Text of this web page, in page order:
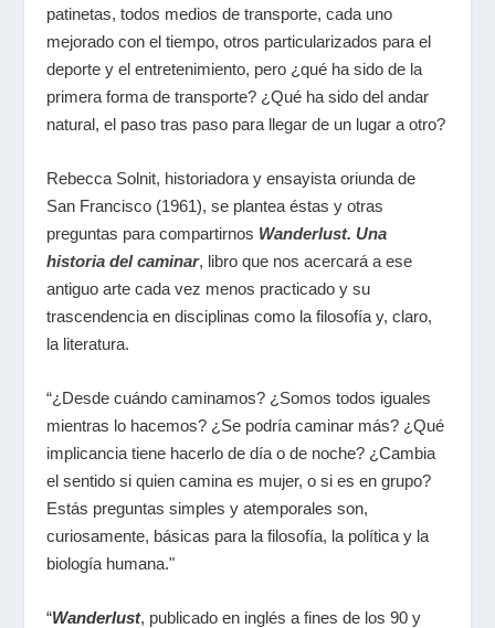
patinetas, todos medios de transporte, cada uno
mejorado con el tiempo, otros particularizados para el
deporte y el entretenimiento, pero ¿qué ha sido de la
primera forma de transporte? ¿Qué ha sido del andar
natural, el paso tras paso para llegar de un lugar a otro?
Rebecca Solnit, historiadora y ensayista oriunda de
San Francisco (1961), se plantea éstas y otras
preguntas para compartirnos Wanderlust. Una
historia del caminar, libro que nos acercará a ese
antiguo arte cada vez menos practicado y su
trascendencia en disciplinas como la filosofía y, claro,
la literatura.
“¿Desde cuándo caminamos? ¿Somos todos iguales
mientras lo hacemos? ¿Se podría caminar más? ¿Qué
implicancia tiene hacerlo de día o de noche? ¿Cambia
el sentido si quien camina es mujer, o si es en grupo?
Estás preguntas simples y atemporales son,
curiosamente, básicas para la filosofía, la política y la
biología humana."
“Wanderlust, publicado en inglés a fines de los 90 y